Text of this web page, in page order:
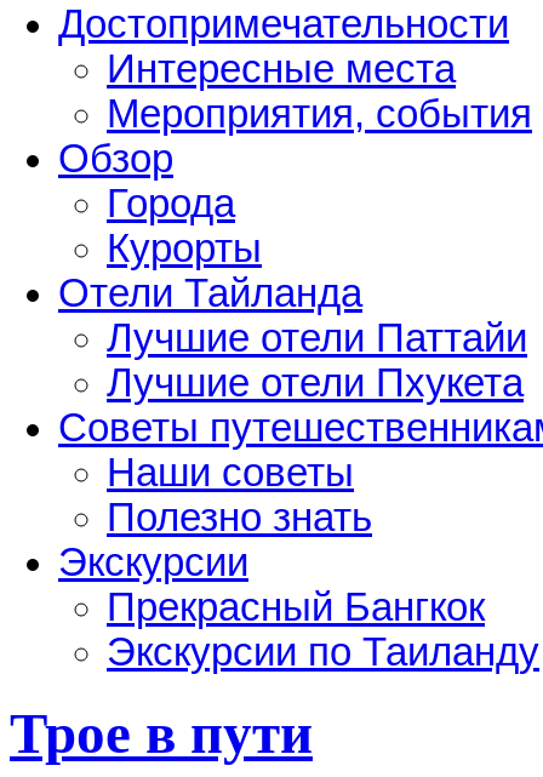
Достопримечательности
Интересные места
Мероприятия, события
Обзор
Города
Курорты
Отели Тайланда
Лучшие отели Паттайи
Лучшие отели Пхукета
Советы
Наши советы
Полезно знать
Экскурсии
Прекрасный Бангкок
Экскурсии по Таиланду
Трое в пути